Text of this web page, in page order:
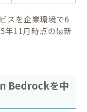
スを企業環境で6
年11月時点の最新
Bedrockを中